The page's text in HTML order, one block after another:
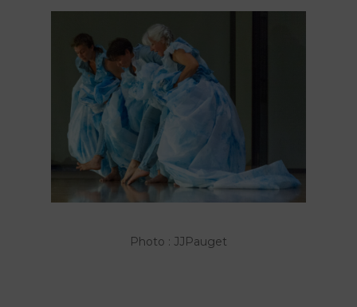
Photo : JJPauget